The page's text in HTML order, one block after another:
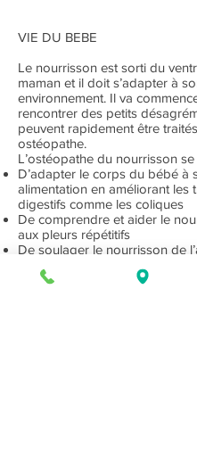
VIE DU BEBE
Le nourrisson est sorti du
maman et il doit s’adapter à
environnement. Il va
rencontrer des petits
peuvent rapidement être
ostéopathe.
L’ostéopathe du nourrisson
D’adapter le corps du bébé à
alimentation en améliorant les
digestifs comme les coliques
De comprendre et aider le
aux pleurs répétitifs
De soulager le nourrisson de
D’améliorer le sommeil du